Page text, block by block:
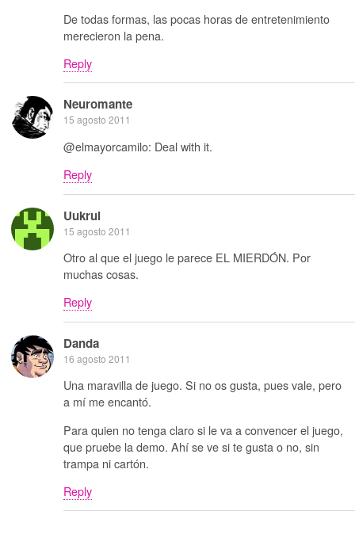
De todas formas, las pocas horas de entretenimiento
merecieron la pena.
Reply
Neuromante
15 agosto 2011
@elmayorcamilo: Deal with it.
Reply
Uukrul
15 agosto 2011
Otro al que el juego le parece EL MIERDÓN. Por
muchas cosas.
Reply
Danda
16 agosto 2011
Una maravilla de juego. Si no os gusta, pues vale, pero
a mí me encantó.
Para quien no tenga claro si le va a convencer el juego,
que pruebe la demo. Ahí se ve si te gusta o no, sin
trampa ni cartón.
Reply